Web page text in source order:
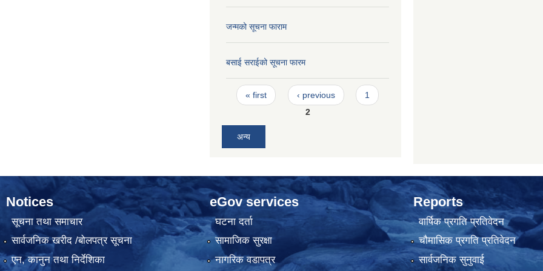
जन्मको सूचना फाराम
बसाई सराईको सूचना फारम
Pages
« first ‹ previous
1
2
अन्य
Notices
सूचना तथा समाचार
सार्वजनिक खरीद /बोलपत्र सूचना
एन, कानुन तथा निर्देशिका
eGov services
घटना दर्ता
सामाजिक सुरक्षा
नागरिक वडापत्र
Reports
वार्षिक प्रगति प्रतिवेदन
चौमासिक प्रगति प्रतिवेदन
सार्वजनिक सुनुवाई